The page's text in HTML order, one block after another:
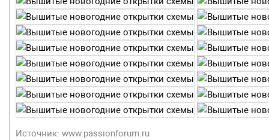
Источник: www.passionforum.ru